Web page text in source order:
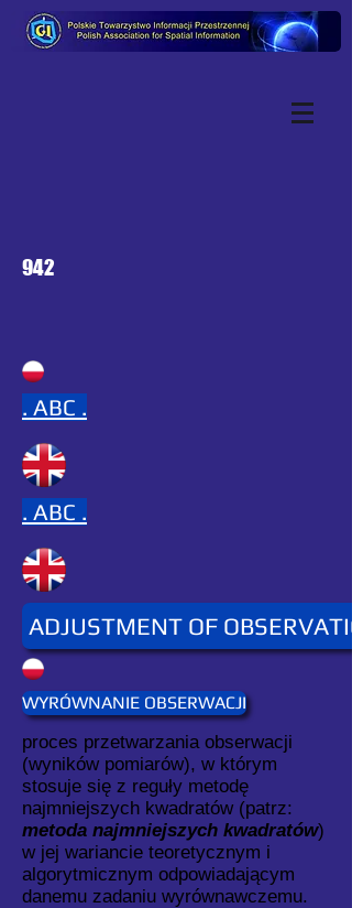
942
. ABC .
. ABC .
ADJUSTMENT OF
WYRÓWNANIE OBSERWACJI
proces przetwarzania obserwacji
(wyników pomiarów), w którym
stosuje się z reguły metodę
najmniejszych kwadratów (patrz:
metoda najmniejszych kwadratów)
w jej wariancie teoretycznym i
algorytmicznym odpowiadającym
danemu zadaniu wyrównawczemu.